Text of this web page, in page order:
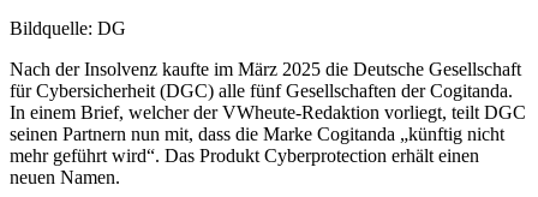
Bildquelle: DG
Nach der Insolvenz kaufte im März 2025 die Deutsche Gesellschaft
für Cybersicherheit (DGC) alle fünf Gesellschaften der Cogitanda.
In einem Brief, welcher der VWheute-Redaktion vorliegt, teilt DGC
seinen Partnern nun mit, dass die Marke Cogitanda „künftig nicht
mehr geführt wird“. Das Produkt Cyberprotection erhält einen
neuen Namen.